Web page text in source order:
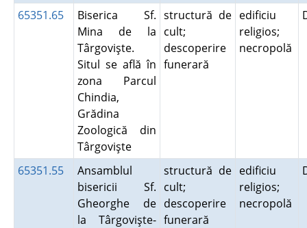
65351.65
Biserica Sf.
Mina de la
Târgovişte.
Situl se află în
zona Parcul
Chindia,
Grădina
Zoologică din
Târgovişte
structură de
cult;
descoperire
funerară
edificiu
religios;
necropolă
65351.55
Ansamblul
bisericii Sf.
Gheorghe de
la Târgovişte-
structură de
cult;
descoperire
funerară
edificiu
religios;
necropolă